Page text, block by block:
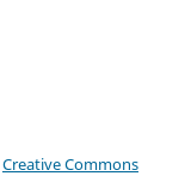
Creative Commons